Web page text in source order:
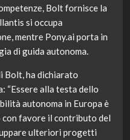
Bolt fornisce la
si occupa
mentre Pony.ai porta in
di guida autonoma.
Bolt, ha dichiarato
“Essere alla testa dello
autonoma in Europa è
favore il contributo del
ulteriori progetti